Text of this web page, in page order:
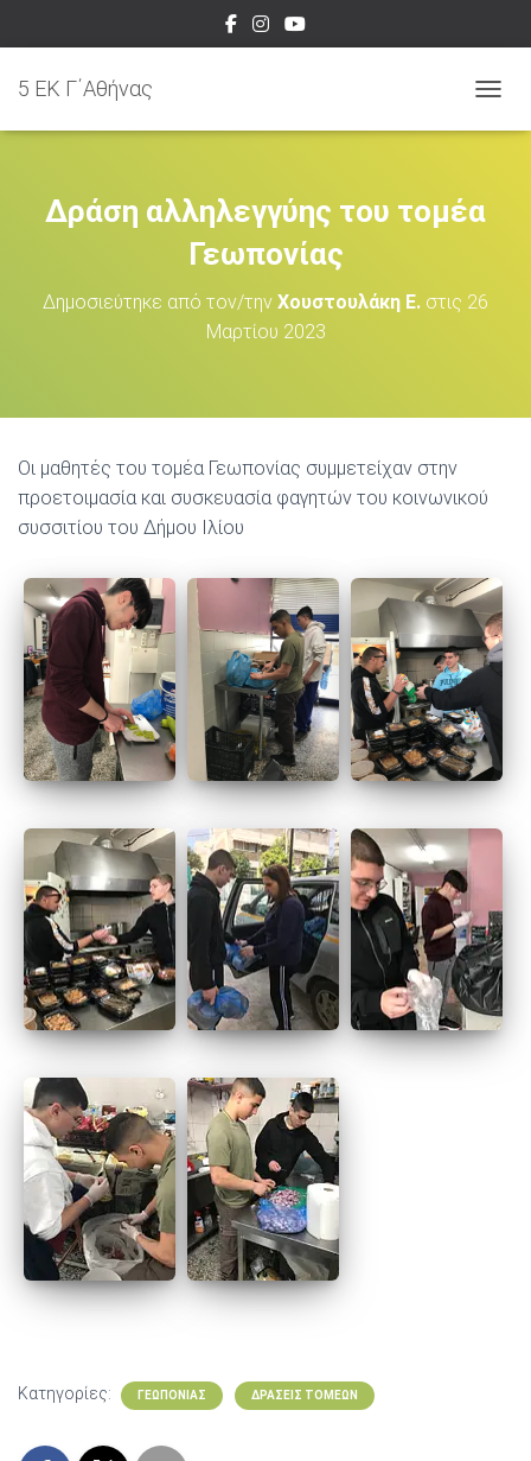
5 EK Γ΄Αθήνας
Δράση αλληλεγγύης του τομέα
Γεωπονίας
Δημοσιεύτηκε από τον/την Χουστουλάκη Ε. στις 26
Μαρτίου 2023
Οι μαθητές του τομέα Γεωπονίας συμμετείχαν στην
προετοιμασία και συσκευασία φαγητών του κοινωνικού
συσσιτίου του Δήμου Ιλίου
Κατηγορίες: ΓΕΩΠΟΝΊΑΣ ΔΡΆΣΕΙΣ ΤΟΜΈΩΝ